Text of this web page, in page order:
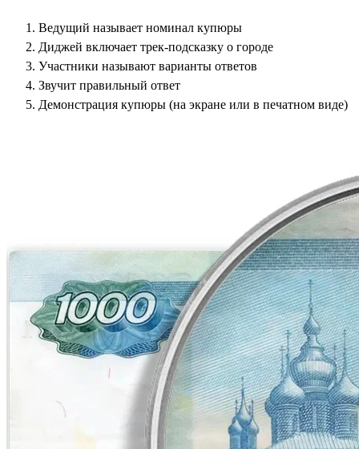
Ведущий называет номинал купюры
Диджей включает трек-подсказку о городе
Участники называют варианты ответов
Звучит правильный ответ
Демонстрация купюры (на экране или в печатном виде)